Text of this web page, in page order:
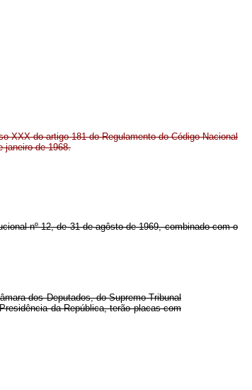
XXX do artigo 181 do Regulamento do Código Nacional
janeiro de 1968.
nº 12, de 31 de agôsto de 1969, combinado com o
dos Deputados, do Supremo Tribunal
da República, terão placas com